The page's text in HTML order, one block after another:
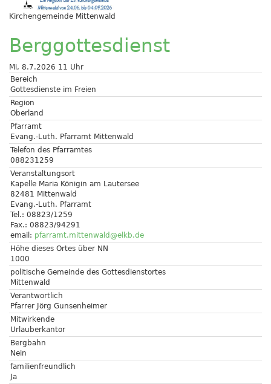
Kirchengemeinde Mittenwald
Berggottesdienst
Mi, 8.7.2026 11 Uhr
Bereich
Gottesdienste im Freien
Region
Oberland
Pfarramt
Evang.-Luth. Pfarramt Mittenwald
Telefon des Pfarramtes
088231259
Veranstaltungsort
Kapelle Maria Königin am Lautersee
82481 Mittenwald
Evang.-Luth. Pfarramt
Tel.: 08823/1259
Fax.: 08823/94291
email: pfarramt.mittenwald@elkb.de
Höhe dieses Ortes über NN
1000
politische Gemeinde des Gottesdienstortes
Mittenwald
Verantwortlich
Pfarrer Jörg Gunsenheimer
Mitwirkende
Urlauberkantor
Bergbahn
Nein
familienfreundlich
Ja